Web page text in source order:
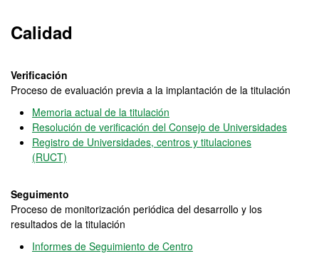
Calidad
Verificación
Proceso de evaluación previa a la implantación de la titulación
Memoria actual de la titulación
Resolución de verificación del Consejo de Universidades
Registro de Universidades, centros y titulaciones
(RUCT)
Seguimento
Proceso de monitorización periódica del desarrollo y los
resultados de la titulación
Informes de Seguimiento de Centro